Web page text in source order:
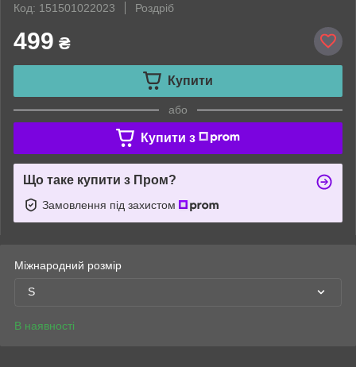
Код: 151501022023
Роздріб
499 ₴
Купити
або
Купити з
Що таке купити з Пром?
Замовлення під захистом
Міжнародний розмір
S
В наявності